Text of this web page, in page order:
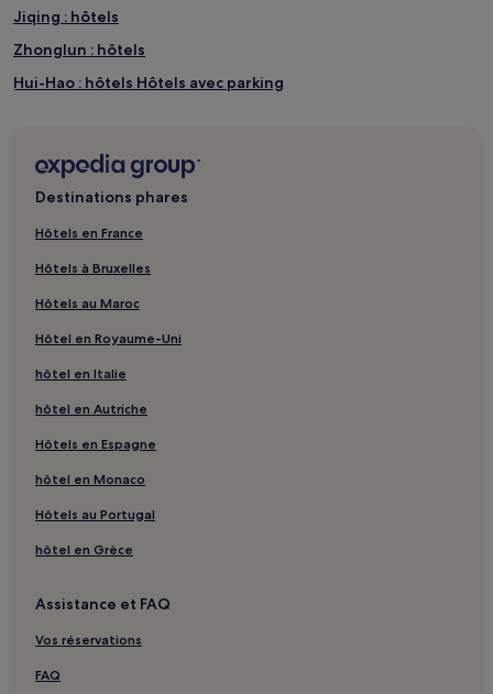
Vue panoramique du lac Meihua
Jiqing : hôtels
Zhonglun : hôtels
Hui-Hao : hôtels Hôtels avec parking
Qunying : Maison d’hôtes
Ch'ih-Tuan : hôtels
Xiéhé : hôtels Hôtels avec parking
Xiéhé : Maison d’hôtes
Xiéhé : Chambres d’hôtes
Xiéhé : hôtels 3 étoiles
Xiéhé : hôtels Hôtels d’affaires
Xiéhé : hôtels
Hsin-Sheng-Li : hôtels 3 étoiles
Hsin-Sheng-Li : hôtels
Tung-Ao : hôtels
Village de Tongle : hôtels
Village de Dayi : hôtels
Destinations phares
Hôtels en France
Hôtels à Bruxelles
Hôtels au Maroc
Hôtel en Royaume-Uni
hôtel en Italie
hôtel en Autriche
Hôtels en Espagne
hôtel en Monaco
Hôtels au Portugal
hôtel en Grèce
Assistance et FAQ
Vos réservations
FAQ